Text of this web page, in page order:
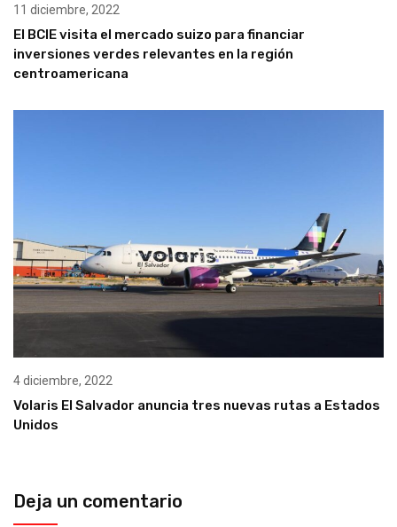
11 diciembre, 2022
El BCIE visita el mercado suizo para financiar
inversiones verdes relevantes en la región
centroamericana
4 diciembre, 2022
Volaris El Salvador anuncia tres nuevas rutas a Estados
Unidos
Deja un comentario